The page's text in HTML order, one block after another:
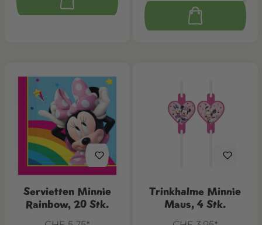
Servietten Minnie
Rainbow, 20 Stk.
Trinkhalme Minnie
Maus, 4 Stk.